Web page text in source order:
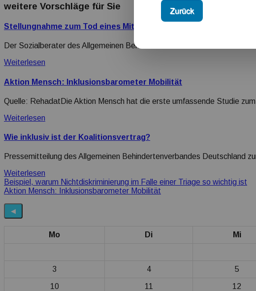
weitere Vorschläge für Sie
Stellungnahme zum Tod eines Mitbürgers in Mannheim nach
Der Sozialberater des Allgemeinen Behindertenverbandes in
Weiterlesen
Aktion Mensch: Inklusionsbarometer Mobilität
Quelle: RehadatDie Aktion Mensch hat die erste umfassende Studie
Weiterlesen
Wie inklusiv ist der Koalitionsvertrag?
Pressemitteilung des Allgemeinen Behindertenverbandes Deutschland
Weiterlesen
Beitragsnavigation
Beispiel, warum Nichtdiskriminierung im Falle einer Triage so wichtig ist
Aktion Mensch: Inklusionsbarometer Mobilität
◀
Mo Di Mi
3 4 5
10 11 12
Zurück